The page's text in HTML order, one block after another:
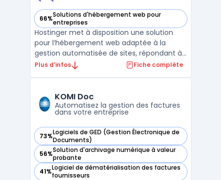
66%Solutions d'hébergement web pour
entreprises
— voir Hostinger dans cette catégorie
Hostinger met à disposition une solution
pour l’hébergement web adaptée à la
gestion automatisée de sites, répondant à
diverses exigences techniques
mutualisé, l’enregistrement de domaines, la
supervision de nom de domai ...
Plus d’infos Fiche complète
KOMI Doc
Automatisez la gestion des factures
dans votre entreprise
73%Logiciels de GED (Gestion Électronique de
Documents)
— voir KOMI Doc dans cette catégorie
56%Solution d'archivage numérique à valeur
probante
— voir KOMI Doc dans cette catégorie
41%Logiciel de dématérialisation des factures
fournisseurs
— voir KOMI Doc dans cette catégorie